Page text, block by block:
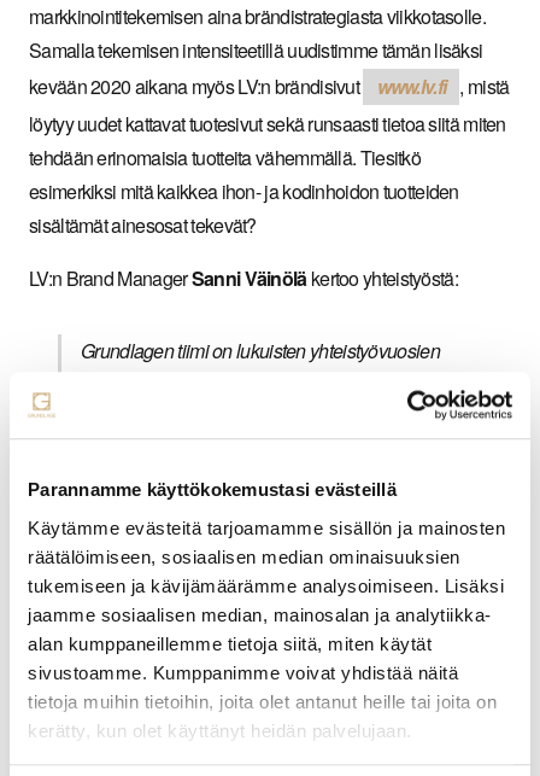
Parannamme käyttökokemustasi evästeillä
Käytämme evästeitä tarjoamamme sisällön ja mainosten
räätälöimiseen, sosiaalisen median ominaisuuksien
tukemiseen ja kävijämäärämme analysoimiseen. Lisäksi
jaamme sosiaalisen median, mainosalan ja analytiikka-
alan kumppaneillemme tietoja siitä, miten käytät
sivustoamme. Kumppanimme voivat yhdistää näitä
tietoja muihin tietoihin, joita olet antanut heille tai joita on
kerätty, kun olet käyttänyt heidän palvelujaan.
markkinointitekemisen aina brändistrategiasta viikkotasolle.
Samalla tekemisen intensiteetillä uudistimme tämän lisäksi
kevään 2020 aikana myös LV:n brändisivut
www.lv.fi , mistä
löytyy uudet kattavat tuotesivut sekä runsaasti tietoa siitä miten
tehdään erinomaisia tuotteita vähemmällä. Tiesitkö
esimerkiksi mitä kaikkea ihon- ja kodinhoidon tuotteiden
sisältämät ainesosat tekevät?
LV:n Brand ManagerSanni Väinölä kertoo yhteistyöstä:
Grundlagen tiimi on lukuisten yhteistyövuosien
aikana osoittanut kerta toisensa jälkeen taitonsa
kiteyttää tärkeimmän. Reipas palveluasenne ja
ajatteluun on kombona niin kova, että Berner
käyttää heitä nyt kolmessa eri brändissä
suunnittelutoimistona. Kun konsepti on hyvin
tehty, se toimii mitä parhaimpana työkaluna niin
hyvinä kuin huonoinakin aikoina.